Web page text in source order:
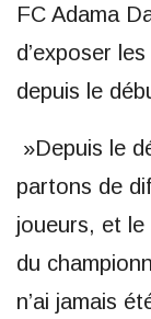
FC Adama
d’exposer
depuis le
»Depuis le
partons de
joueurs, et
du
n’ai jamais